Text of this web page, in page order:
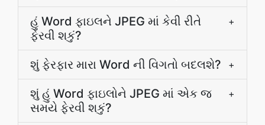
હું Word ફાઇલને JPEG માં કેવી રીતે
ફેરવી શકું?
+
શું ફેરફાર મારા Word ની વિગતો બદલશે? +
શું હું Word ફાઇલોને JPEG માં એક જ
સમયે ફેરવી શકું?
+